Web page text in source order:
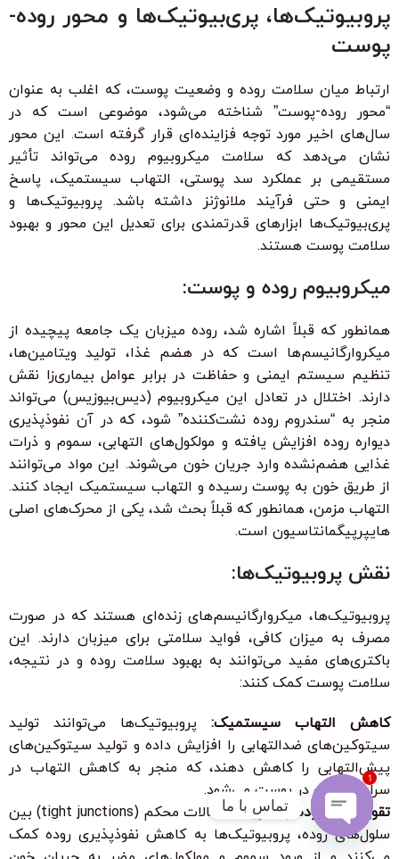
پروبیوتیک‌ها، پری‌بیوتیک‌ها و محور روده-
پوست
ارتباط میان سلامت روده و وضعیت پوست، که اغلب به عنوان
“محور روده-پوست” شناخته می‌شود، موضوعی است که در
سال‌های اخیر مورد توجه فزاینده‌ای قرار گرفته است. این محور
نشان می‌دهد که سلامت میکروبیوم روده می‌تواند تأثیر
مستقیمی بر عملکرد سد پوستی، التهاب سیستمیک، پاسخ
ایمنی و حتی فرآیند ملانوژنز داشته باشد. پروبیوتیک‌ها و
پری‌بیوتیک‌ها ابزارهای قدرتمندی برای تعدیل این محور و بهبود
سلامت پوست هستند.
میکروبیوم روده و پوست:
همانطور که قبلاً اشاره شد، روده میزبان یک جامعه پیچیده از
میکروارگانیسم‌ها است که در هضم غذا، تولید ویتامین‌ها،
تنظیم سیستم ایمنی و حفاظت در برابر عوامل بیماری‌زا نقش
دارند. اختلال در تعادل این میکروبیوم (دیس‌بیوزیس) می‌تواند
منجر به “سندروم روده نشت‌کننده” شود، که در آن نفوذپذیری
دیواره روده افزایش یافته و مولکول‌های التهابی، سموم و ذرات
غذایی هضم‌نشده وارد جریان خون می‌شوند. این مواد می‌توانند
از طریق خون به پوست رسیده و التهاب سیستمیک ایجاد کنند.
التهاب مزمن، همانطور که قبلاً بحث شد، یکی از محرک‌های اصلی
هایپرپیگمانتاسیون است.
نقش پروبیوتیک‌ها:
پروبیوتیک‌ها، میکروارگانیسم‌های زنده‌ای هستند که در صورت
مصرف به میزان کافی، فواید سلامتی برای میزبان دارند. این
باکتری‌های مفید می‌توانند به بهبود سلامت روده و در نتیجه،
سلامت پوست کمک کنند:
کاهش التهاب سیستمیک: پروبیوتیک‌ها می‌توانند تولید
سیتوکین‌های ضدالتهابی را افزایش داده و تولید سیتوکین‌های
پیش‌التهابی را کاهش دهند، که منجر به کاهش التهاب در
سراسر بدن و در پوست می‌شود.
تقویت سد روده:
با تقویت اتصالات محکم (tight junctions) بین
سلول‌های روده، پروبیوتیک‌ها به کاهش نفوذپذیری روده کمک
تماس با ما
Open
1